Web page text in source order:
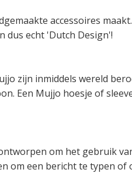
accessoires
dus echt 'Dutch Design'!
zijn inmiddels wereld
Een Mujjo hoesje of
om het gebruik
om een bericht te typen